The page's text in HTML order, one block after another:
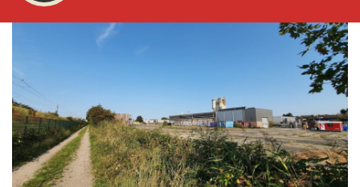
19.00 - 22.00 uur
Vorig uur
Volgend uur
Inklappen